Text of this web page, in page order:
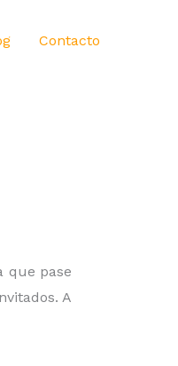
Contacto
que pase
A